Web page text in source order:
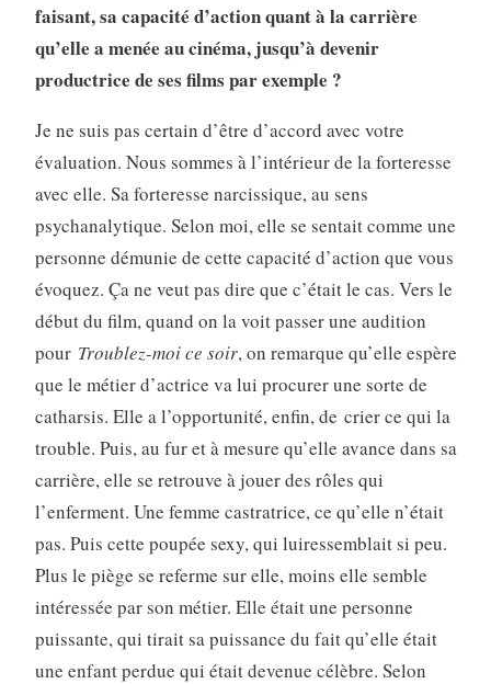
faisant, sa capacité d’action quant à la carrière
qu’elle a menée au cinéma, jusqu’à devenir
productrice de ses films par exemple ?
Je ne suis pas certain d’être d’accord avec votre
évaluation. Nous sommes à l’intérieur de la forteresse
avec elle. Sa forteresse narcissique, au sens
psychanalytique. Selon moi, elle se sentait comme une
personne démunie de cette capacité d’action que vous
évoquez. Ça ne veut pas dire que c’était le cas. Vers le
début du film, quand on la voit passer une audition
pourTroublez-moi ce soir, on remarque qu’elle espère
que le métier d’actrice va lui procurer une sorte de
catharsis. Elle a l’opportunité, enfin, de crier ce qui la
trouble. Puis, au fur et à mesure qu’elle avance dans sa
carrière, elle se retrouve à jouer des rôles qui
l’enferment. Une femme castratrice, ce qu’elle n’était
pas. Puis cette poupée sexy, qui luiressemblait si peu.
Plus le piège se referme sur elle, moins elle semble
intéressée par son métier. Elle était une personne
puissante, qui tirait sa puissance du fait qu’elle était
une enfant perdue qui était devenue célèbre. Selon